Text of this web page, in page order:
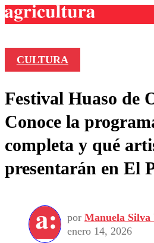
Frecuencias
Agricultura TV
Deportes
Colo Colo
Motor
Torneo
Torneo Nacional
Entretención
Noticias
Internacional
Nacional
Vida Social
Programas
Comercial
CULTURA
Festival Huaso de
Conoce la
completa y qué
presentarán en El
por Manuela Silva
enero 14, 2026